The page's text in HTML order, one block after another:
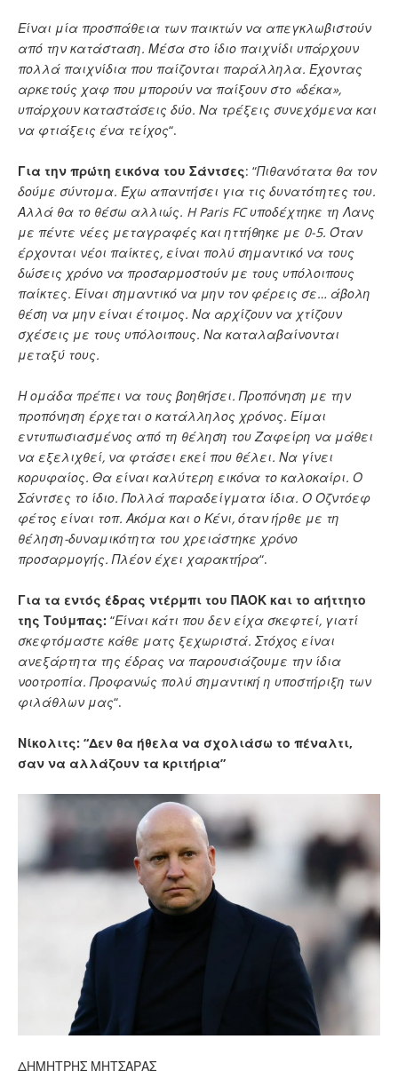
Είναι μία προσπάθεια των παικτών να απεγκλωβιστούν
από την κατάσταση. Μέσα στο ίδιο παιχνίδι υπάρχουν
πολλά παιχνίδια που παίζονται παράλληλα. Έχοντας
αρκετούς χαφ που μπορούν να παίξουν στο «δέκα»,
υπάρχουν καταστάσεις δύο. Να τρέξεις συνεχόμενα και
να φτιάξεις ένα τείχος“.
Για την πρώτη εικόνα του Σάντσες: “Πιθανότατα θα τον
δούμε σύντομα. Έχω απαντήσει για τις δυνατότητες του.
Αλλά θα το θέσω αλλιώς. H Paris FC υποδέχτηκε τη Λανς
με πέντε νέες μεταγραφές και ηττήθηκε με 0-5. Όταν
έρχονται νέοι παίκτες, είναι πολύ σημαντικό να τους
δώσεις χρόνο να προσαρμοστούν με τους υπόλοιπους
παίκτες. Είναι σημαντικό να μην τον φέρεις σε… άβολη
θέση να μην είναι έτοιμος. Να αρχίζουν να χτίζουν
σχέσεις με τους υπόλοιπους. Να καταλαβαίνονται
μεταξύ τους.
Η ομάδα πρέπει να τους βοηθήσει. Προπόνηση με την
προπόνηση έρχεται ο κατάλληλος χρόνος. Είμαι
εντυπωσιασμένος από τη θέληση του Ζαφείρη να μάθει
να εξελιχθεί, να φτάσει εκεί που θέλει. Να γίνει
κορυφαίος. Θα είναι καλύτερη εικόνα το καλοκαίρι. Ο
Σάντσες το ίδιο. Πολλά παραδείγματα ίδια. Ο Οζντόεφ
φέτος είναι τοπ. Ακόμα και ο Κένι, όταν ήρθε με τη
θέληση-δυναμικότητα του χρειάστηκε χρόνο
προσαρμογής. Πλέον έχει χαρακτήρα“.
Για τα εντός έδρας ντέρμπι του ΠΑΟΚ και το αήττητο
της Τούμπας: “Είναι κάτι που δεν είχα σκεφτεί, γιατί
σκεφτόμαστε κάθε ματς ξεχωριστά. Στόχος είναι
ανεξάρτητα της έδρας να παρουσιάζουμε την ίδια
νοοτροπία. Προφανώς πολύ σημαντική η υποστήριξη των
φιλάθλων μας“.
Νίκολιτς: “Δεν θα ήθελα να σχολιάσω το πέναλτι,
σαν να αλλάζουν τα κριτήρια”
ΔΗΜΗΤΡΗΣ ΜΗΤΣΑΡΑΣ